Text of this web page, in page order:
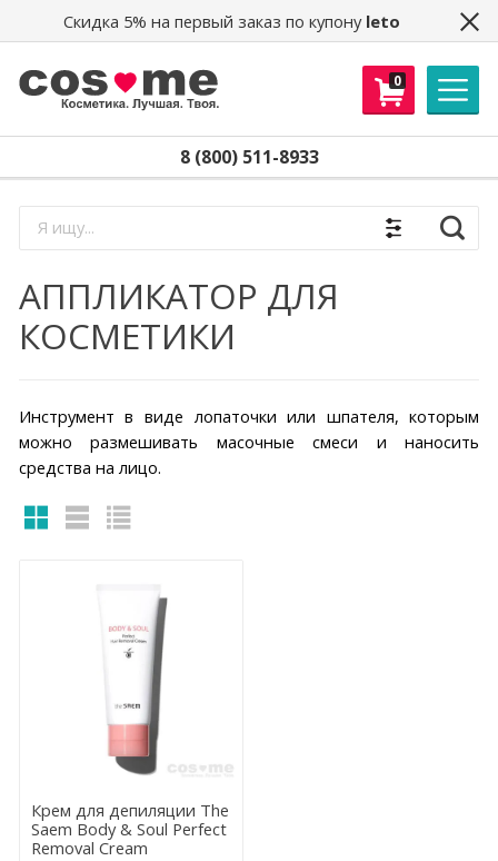
Скидка 5% на первый заказ по купону leto
0
8 (800) 511-8933
АППЛИКАТОР ДЛЯ
КОСМЕТИКИ
Инструмент в виде лопаточки или шпателя, которым
можно размешивать масочные смеси и наносить
средства на лицо.
Крем для депиляции The
Saem Body & Soul Perfect
Removal Cream